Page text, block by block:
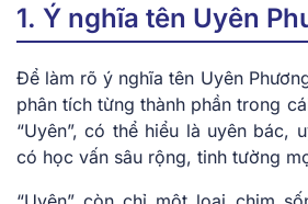
1. Ý nghĩa tên Uyên
Để làm rõ ý nghĩa tên Uyên
phân tích từng thành phần trong
“Uyên”, có thể hiểu là uyên bác,
có học vấn sâu rộng, tinh tường